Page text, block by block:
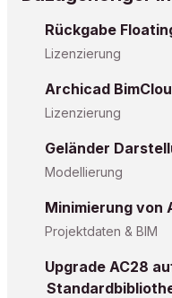
Rückgabe
Lizenzierung
Archicad
Lizenzierung
Geländer
Modellierung
Minimierung
Projektdaten & BIM
Upgrade AC28